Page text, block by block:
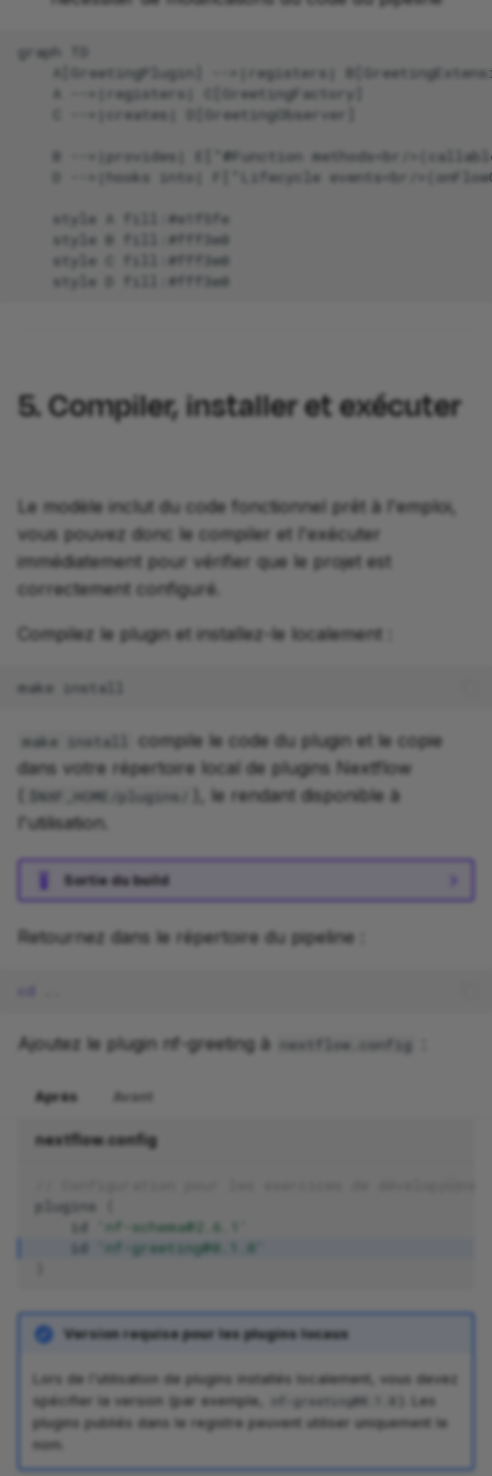
graph TD
A[GreetingPlugin] -->|registers|
    A -->|registers| C[GreetingFactory]
    C -->|creates| D[GreetingObserver]
B -->|provides| E["@Function methods<br/
D -->|hooks into| F["Lifecycle events<br/
    style A fill:#e1f5fe
    style B fill:#fff3e0
    style C fill:#fff3e0
    style D fill:#fff3e0
5. Compiler, installer et exécuter
Le modèle inclut du code fonctionnel prêt à l'emploi,
vous pouvez donc le compiler et l'exécuter
immédiatement pour vérifier que le projet est
correctement configuré.
Compilez le plugin et installez-le localement :
make
make install
compile le code du plugin et le copie
dans votre répertoire local de plugins Nextflow
$NXF_HOME/plugins/
), le rendant disponible à
l'utilisation.
Sortie du build
Retournez dans le répertoire du pipeline :
Ajoutez le plugin nf-greeting à nextflow.config
Après Avant
nextflow.config
plugins
id
'nf-schema@2.6.1'
id
'nf-greeting@0.1.0'
Version requise pour les plugins locaux
Lors de l'utilisation de plugins installés localement, vous devez
spécifier la version (par exemple,
nf-greeting@0.1.0
). Les
plugins publiés dans le registre peuvent utiliser uniquement le
nom.